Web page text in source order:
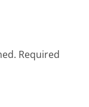
Required